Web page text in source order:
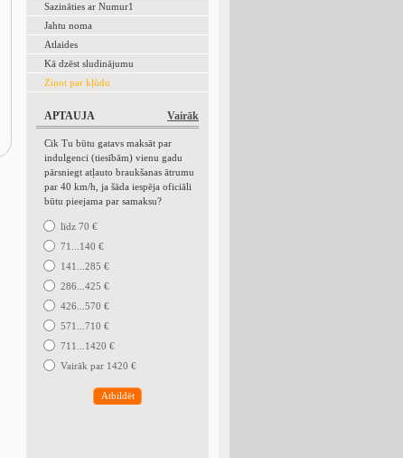
Sazināties ar Numur1
Jahtu noma
Atlaides
Kā dzēst sludinājumu
Ziņot par kļūdu
Vairāk
APTAUJA
Cik Tu būtu gatavs maksāt par
indulgenci (tiesībām) vienu gadu
pārsniegt atļauto braukšanas ātrumu
par 40 km/h, ja šāda iespēja oficiāli
būtu pieejama par samaksu?
līdz 70 €
71...140 €
141...285 €
286...425 €
426...570 €
571...710 €
711...1420 €
Vairāk par 1420 €
Atbildēt